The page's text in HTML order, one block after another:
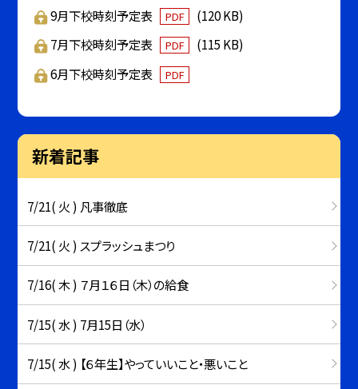
9月下校時刻予定表 PDF
(120 KB)
7月下校時刻予定表
PDF
(115 KB)
6月下校時刻予定表
PDF
新着記事
7/21( 火 ) 凡事徹底
7/21( 火 ) スプラッシュまつり
7/16( 木 ) ７月１６日（木）の給食
7/15( 水 ) 7月15日（水）
7/15( 水 ) 【６年生】やっていいこと・悪いこと